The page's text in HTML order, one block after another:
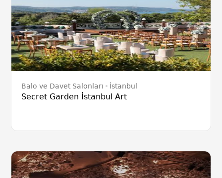
Balo ve Davet Salonları İstanbul
Secret Garden İstanbul Art